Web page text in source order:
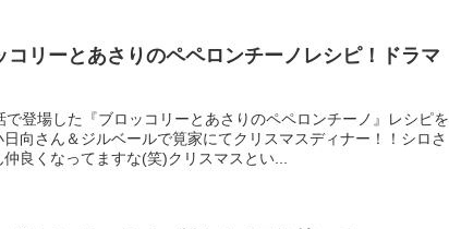
コリーとあさりのペペロンチーノレシピ！ドラマ
登場した『ブロッコリーとあさりのペペロンチーノ』レシピを
向さん＆ジルベールで筧家にてクリスマスディナー！！シロさ
良くなってますな(笑)クリスマスとい...